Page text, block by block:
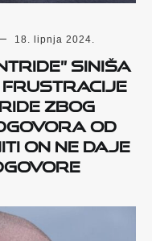
18. lipnja 2024.
Siniša
frustracije
zbog
od
on ne daje